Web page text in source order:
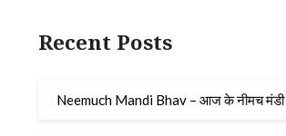
Recent Posts
Neemuch Mandi Bhav – आज के नीमच मंडी